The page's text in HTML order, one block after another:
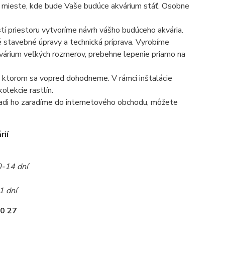
kde bude Vaše budúce akvárium stáť. Osobne
priestoru vytvoríme návrh vášho budúceho akvária.
úpravy a technická príprava. Vyrobíme
veľkých rozmerov, prebehne lepenie priamo na
sa vopred dohodneme. V rámci inštalácie
rastlín.
ho zaradíme do internetového obchodu, môžete
14 dní
dní
27